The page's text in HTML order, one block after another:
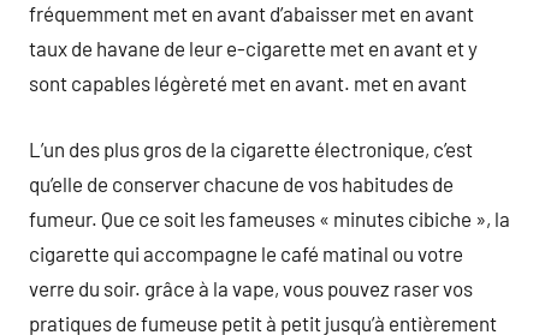
fréquemment met en avant d’abaisser met en avant
taux de havane de leur e-cigarette met en avant et y
sont capables légèreté met en avant. met en avant
L’un des plus gros de la cigarette électronique, c’est
qu’elle de conserver chacune de vos habitudes de
fumeur. Que ce soit les fameuses « minutes cibiche », la
cigarette qui accompagne le café matinal ou votre
verre du soir. grâce à la vape, vous pouvez raser vos
pratiques de fumeuse petit à petit jusqu’à entièrement